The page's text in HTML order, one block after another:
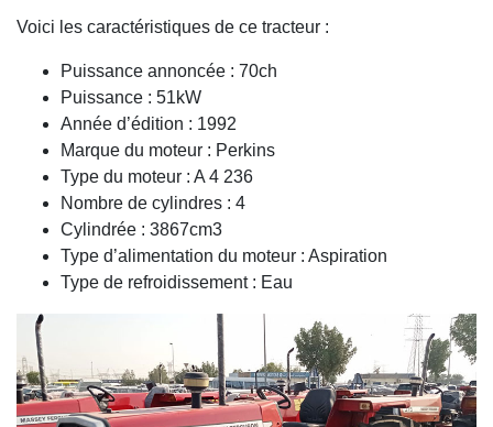
Voici les caractéristiques de ce tracteur :
Puissance annoncée : 70ch
Puissance : 51kW
Année d’édition : 1992
Marque du moteur : Perkins
Type du moteur : A 4 236
Nombre de cylindres : 4
Cylindrée : 3867cm3
Type d’alimentation du moteur : Aspiration
Type de refroidissement : Eau